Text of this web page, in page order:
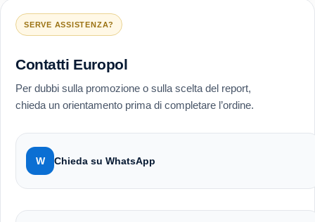
SERVE ASSISTENZA?
Contatti Europol
Per dubbi sulla promozione o sulla scelta del report,
chieda un orientamento prima di completare l’ordine.
W Chieda su WhatsApp